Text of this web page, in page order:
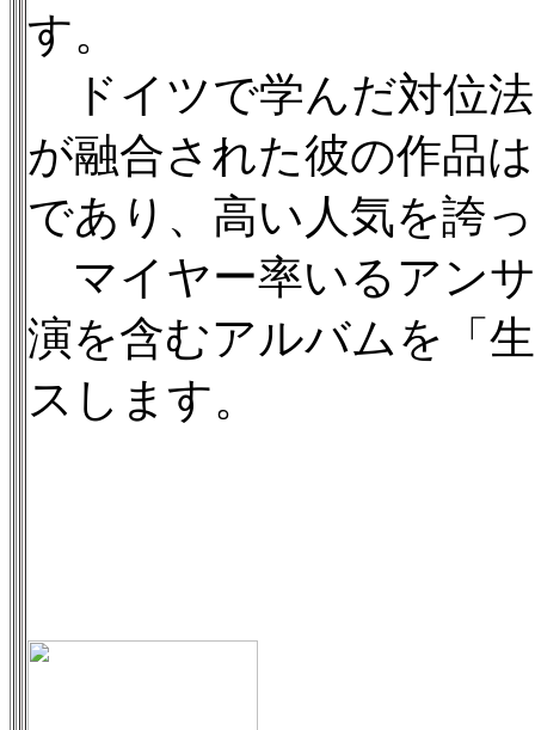
す。
ドイツで学んだ対位
が融合された彼の作品
であり、高い人気を誇
マイヤー率いるアン
演を含むアルバムを「
スします。